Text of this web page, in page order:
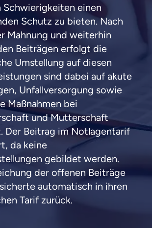
Schwierigkeiten einen
Schutz zu bieten. Nach
Mahnung und weiterhin
Beiträgen erfolgt die
Umstellung auf diesen
sind dabei auf akute
Unfallversorgung sowie
Maßnahmen bei
und Mutterschaft
Der Beitrag im Notlagentarif
da keine
gebildet werden.
der offenen Beiträge
automatisch in ihren
Tarif zurück.
wichtig ist, dass
beraten fühlst.
und faire Beratung
dass du dich aus Überzeugung für
mit anderen Tarifen am Markt
dir dabei Unterschiede in
zu verstehen
dich beraten?
wählen